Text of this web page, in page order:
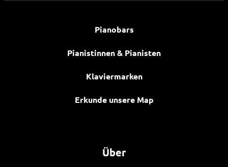
Pianobars
Pianistinnen & Pianisten
Klaviermarken
Erkunde unsere Map
Über